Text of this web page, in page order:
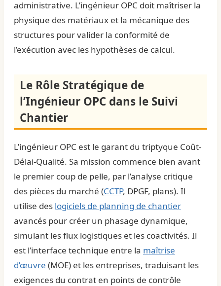
administrative. L’ingénieur OPC doit maîtriser la
physique des matériaux et la mécanique des
structures pour valider la conformité de
l’exécution avec les hypothèses de calcul.
Le Rôle Stratégique de
l’Ingénieur OPC dans le Suivi
Chantier
L’ingénieur OPC est le garant du triptyque Coût-
Délai-Qualité. Sa mission commence bien avant
le premier coup de pelle, par l’analyse critique
des pièces du marché (CCTP, DPGF, plans). Il
utilise des logiciels de planning de chantier
avancés pour créer un phasage dynamique,
simulant les flux logistiques et les coactivités. Il
est l’interface technique entre la maîtrise
d’œuvre (MOE) et les entreprises, traduisant les
exigences du contrat en points de contrôle